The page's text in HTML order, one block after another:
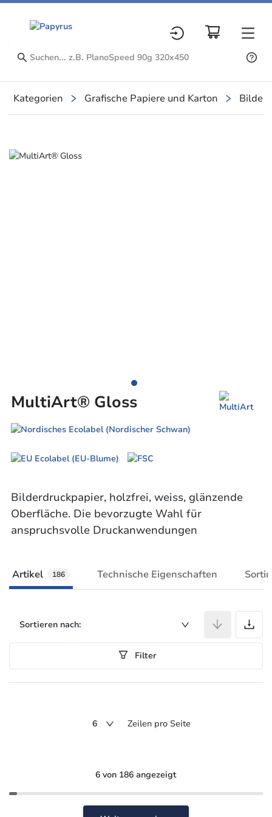
Kategorien Grafische Papiere und Karton
Slide 1 of 1
MultiArt® Gloss
Bilderdruckpapier, holzfrei, weiss, glänzende
Oberfläche. Die bevorzugte Wahl für
anspruchsvolle Druckanwendungen
Artikel 186 Technische Eigenschaften
Sortieren nach:
Filter
6 Zeilen pro Seite
6 von 186 angezeigt